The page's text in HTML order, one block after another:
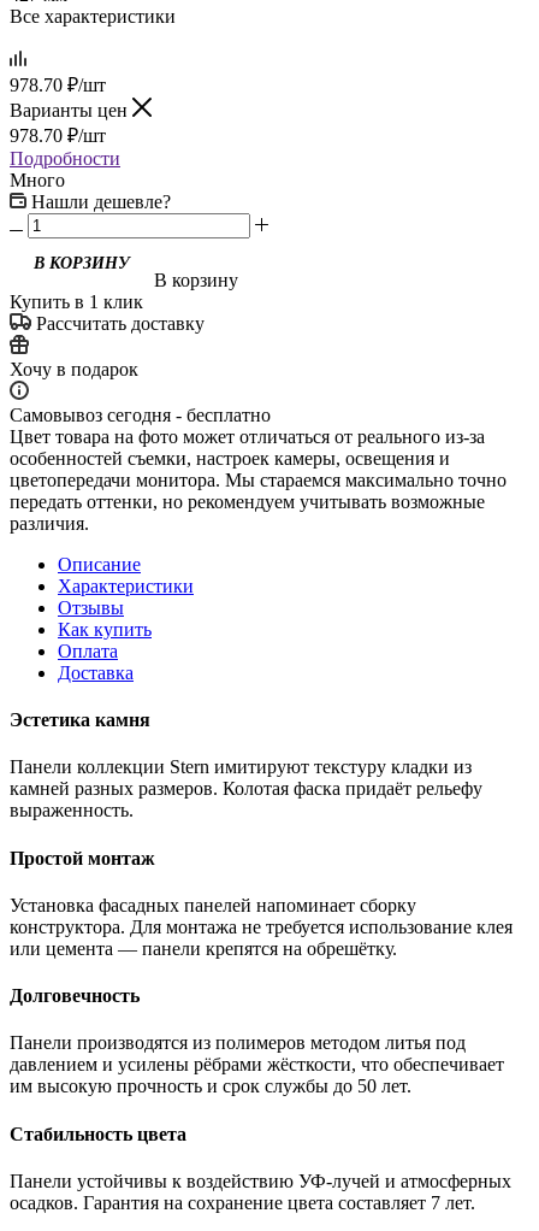
Все характеристики
978.70 ₽/шт
Варианты цен
978.70 ₽/шт
Подробности
Много
Нашли дешевле?
В корзину
Купить в 1 клик
Рассчитать доставку
Хочу в подарок
Самовывоз сегодня - бесплатно
Цвет товара на фото может отличаться от реального из-за
особенностей съемки, настроек камеры, освещения и
цветопередачи монитора. Мы стараемся максимально точно
передать оттенки, но рекомендуем учитывать возможные
различия.
Описание
Характеристики
Отзывы
Как купить
Оплата
Доставка
Эстетика камня
Панели коллекции Stern имитируют текстуру кладки из
камней разных размеров. Колотая фаска придаёт рельефу
выраженность.
Простой монтаж
Установка фасадных панелей напоминает сборку
конструктора. Для монтажа не требуется использование клея
или цемента — панели крепятся на обрешётку.
Долговечность
Панели производятся из полимеров методом литья под
давлением и усилены рёбрами жёсткости, что обеспечивает
им высокую прочность и срок службы до 50 лет.
Стабильность цвета
Панели устойчивы к воздействию УФ-лучей и атмосферных
осадков. Гарантия на сохранение цвета составляет 7 лет.